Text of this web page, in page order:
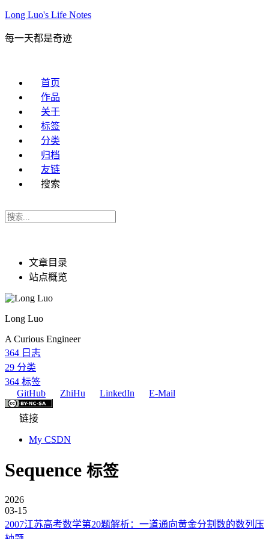
Long Luo's Life Notes
每一天都是奇迹
首页
作品
关于
标签
分类
归档
友链
搜索
文章目录
站点概览
Long Luo
A Curious Engineer
364 日志
29 分类
364 标签
GitHub
ZhiHu LinkedIn E-Mail
链接
My CSDN
Sequence 标签
2026
03-15
2007江苏高考数学第20题解析：一道通向黄金分割数的数列压